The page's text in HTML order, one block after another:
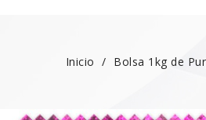
Inicio Bolsa 1kg de